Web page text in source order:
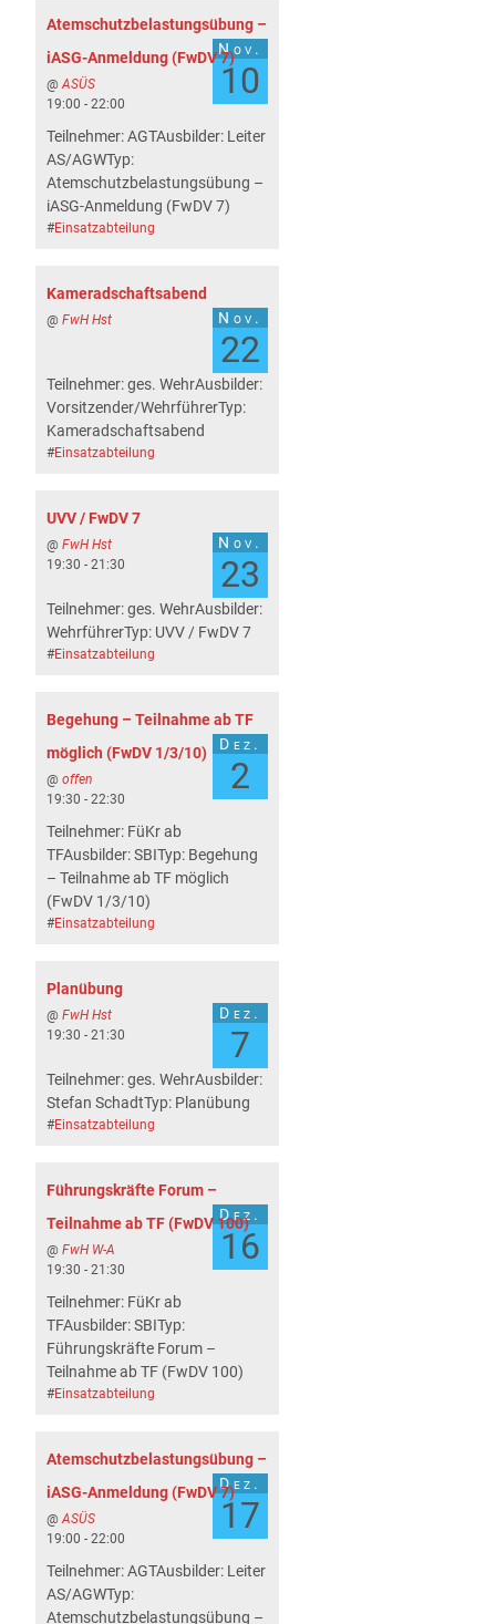
Nov.
10
Atemschutzbelastungsübung –
iASG-Anmeldung (FwDV 7)
@ASÜS
19:00 - 22:00
Teilnehmer: AGTAusbilder: Leiter
AS/AGWTyp:
Atemschutzbelastungsübung –
iASG-Anmeldung (FwDV 7)
#Einsatzabteilung
Nov.
22
Kameradschaftsabend
@FwH Hst
Teilnehmer: ges. WehrAusbilder:
Vorsitzender/WehrführerTyp:
Kameradschaftsabend
#Einsatzabteilung
Nov.
23
UVV / FwDV 7
@FwH Hst
19:30 - 21:30
Teilnehmer: ges. WehrAusbilder:
WehrführerTyp: UVV / FwDV 7
#Einsatzabteilung
Dez.
2
Begehung – Teilnahme ab TF
möglich (FwDV 1/3/10)
@offen
19:30 - 22:30
Teilnehmer: FüKr ab
TFAusbilder: SBITyp: Begehung
– Teilnahme ab TF möglich
(FwDV 1/3/10)
#Einsatzabteilung
Dez.
7
Planübung
@FwH Hst
19:30 - 21:30
Teilnehmer: ges. WehrAusbilder:
Stefan SchadtTyp: Planübung
#Einsatzabteilung
Dez.
16
Führungskräfte Forum –
Teilnahme ab TF (FwDV 100)
@FwH W-A
19:30 - 21:30
Teilnehmer: FüKr ab
TFAusbilder: SBITyp:
Führungskräfte Forum –
Teilnahme ab TF (FwDV 100)
#Einsatzabteilung
Dez.
17
Atemschutzbelastungsübung –
iASG-Anmeldung (FwDV 7)
@ASÜS
19:00 - 22:00
Teilnehmer: AGTAusbilder: Leiter
AS/AGWTyp:
Atemschutzbelastungsübung –